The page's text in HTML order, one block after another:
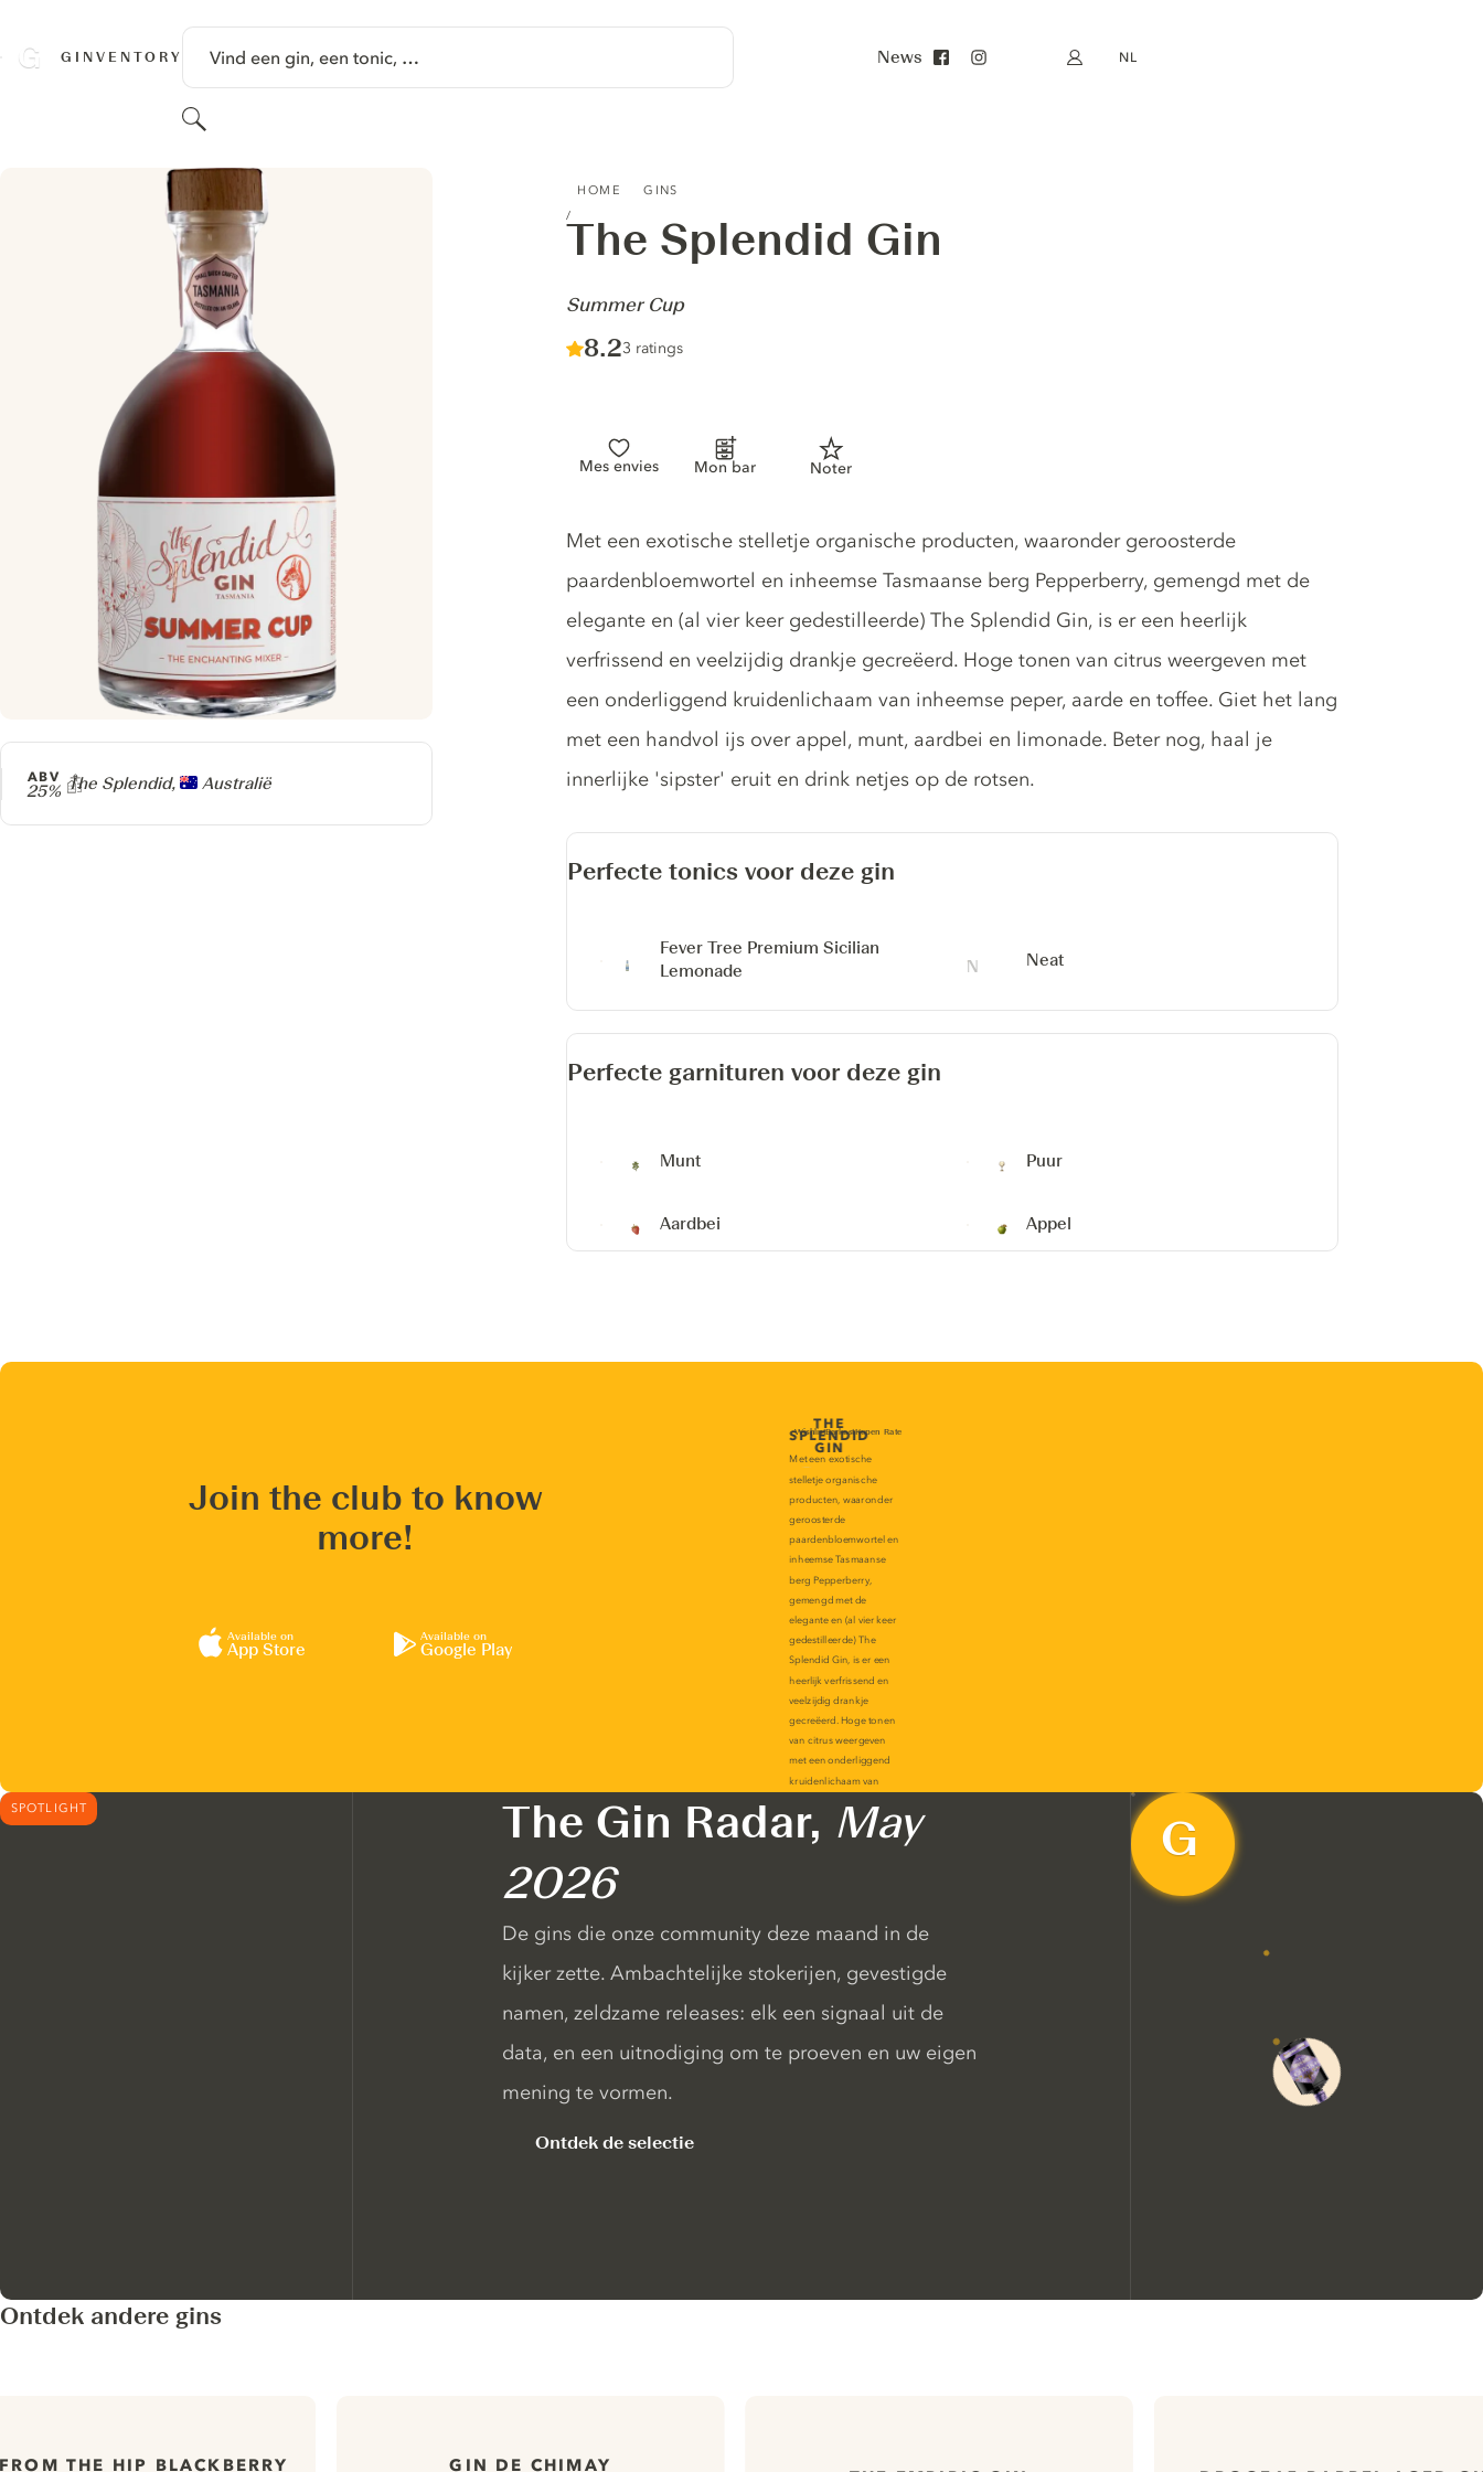
GINVENTORY Vind een gin, een tonic, …
Zoeken
News Mijn account
NL
HOME GINS
The Splendid Gin
-
Summer Cup
Score :
8.2/ 10
3 ratings
Mes envies Mon bar Noter
Producer
The Splendid, Australië
ABV
25%
Gin description
Met een exotische stelletje organische producten, waaronder geroosterde
paardenbloemwortel en inheemse Tasmaanse berg Pepperberry, gemengd met de
elegante en (al vier keer gedestilleerde) The Splendid Gin, is er een heerlijk
verfrissend en veelzijdig drankje gecreëerd. Hoge tonen van citrus weergeven met
een onderliggend kruidenlichaam van inheemse peper, aarde en toffee. Giet het lang
met een handvol ijs over appel, munt, aardbei en limonade. Beter nog, haal je
innerlijke 'sipster' eruit en drink netjes op de rotsen.
Perfecte tonics voor deze gin
Fever Tree Premium Sicilian
Lemonade
Neat
Perfecte garnituren voor deze gin
Munt Puur
Aardbei Appel
Join the club to know
more!
Available on
App Store
Available on
Google Play
SPOTLIGHT The Gin Radar, May
2026
De gins die onze community deze maand in de
kijker zette. Ambachtelijke stokerijen, gevestigde
namen, zeldzame releases: elk een signaal uit de
data, en een uitnodiging om te proeven en uw eigen
mening te vormen.
Ontdek de selectie
Ontdek andere gins
THE HIP BLACKBERRY GIN DE CHIMAY